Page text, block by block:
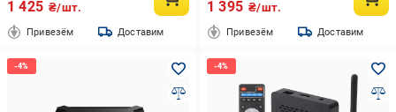
1 425 ₴/шт.
Привезём Доставим
1 395 ₴/шт.
Привезём Доставим